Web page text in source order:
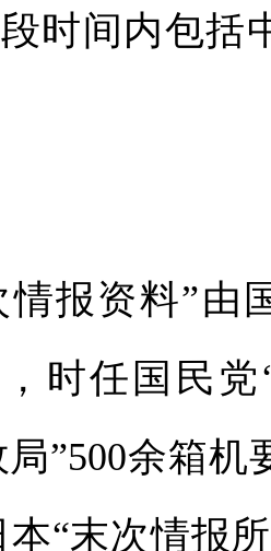
时间内包括
报资料”由
时任国民党
”500余箱机
“末次情报